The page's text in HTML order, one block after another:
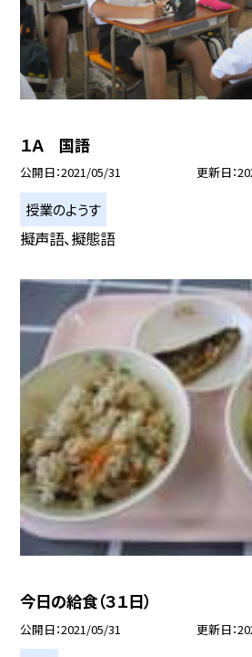
１Ａ 国語
公開日 2021/05/31 更新日
授業のようす
擬声語、擬態語
今日の給食（３１日）
公開日 2021/05/31 更新日